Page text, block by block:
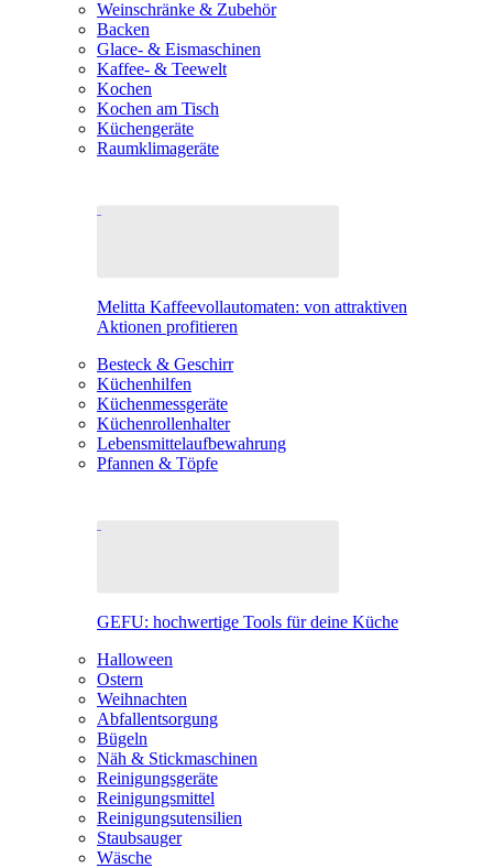
Weinschränke & Zubehör
Backen
Glace- & Eismaschinen
Kaffee- & Teewelt
Kochen
Kochen am Tisch
Küchengeräte
Raumklimageräte
Melitta Kaffeevollautomaten: von attraktiven
Aktionen profitieren
Besteck & Geschirr
Küchenhilfen
Küchenmessgeräte
Küchenrollenhalter
Lebensmittelaufbewahrung
Pfannen & Töpfe
GEFU: hochwertige Tools für deine Küche
Halloween
Ostern
Weihnachten
Abfallentsorgung
Bügeln
Näh & Stickmaschinen
Reinigungsgeräte
Reinigungsmittel
Reinigungsutensilien
Staubsauger
Wäsche